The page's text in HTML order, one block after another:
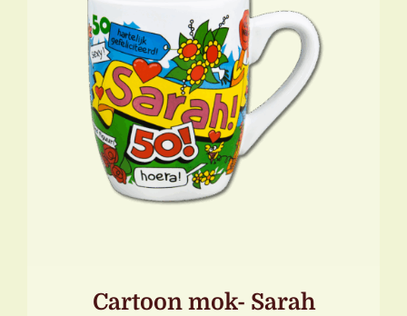
TOEVOEGEN AAN WINKELWAGEN
DETAILS
Cartoon mok- Sarah